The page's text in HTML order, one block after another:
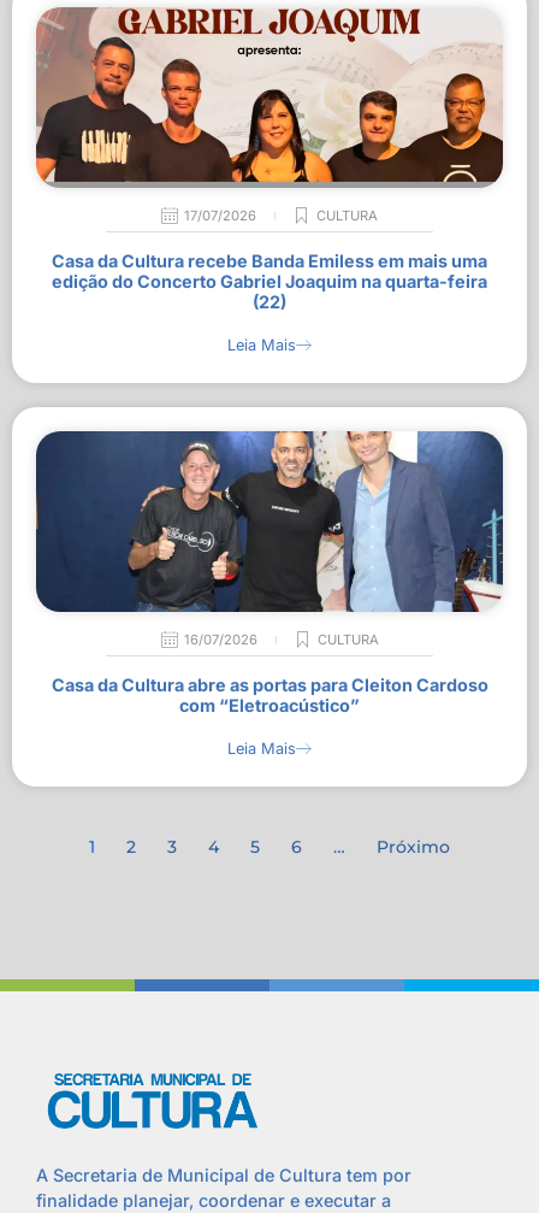
17/07/2026 CULTURA
Casa da Cultura recebe Banda Emiless em mais uma
edição do Concerto Gabriel Joaquim na quarta-feira
(22)
Leia Mais
16/07/2026 CULTURA
Casa da Cultura abre as portas para Cleiton Cardoso
com “Eletroacústico”
Leia Mais
1 2 3 4 5 6 … Próximo
A Secretaria de Municipal de Cultura tem por
finalidade planejar, coordenar e executar a